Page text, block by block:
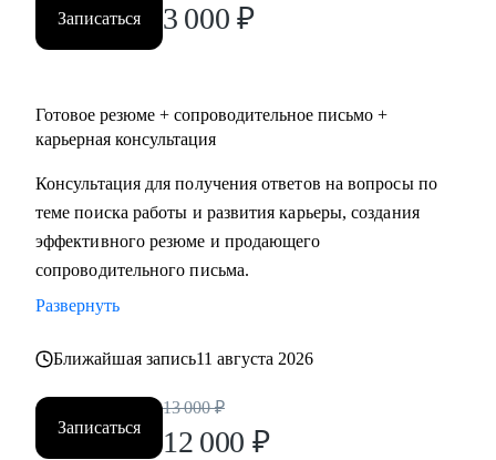
Записаться 3 000 ₽
Готовое резюме + сопроводительное письмо +
карьерная консультация
Консультация для получения ответов на вопросы по
теме поиска работы и развития карьеры, создания
эффективного резюме и продающего
сопроводительного письма.
Развернуть
Ближайшая запись11 августа 2026
Записаться
13 000 ₽
12 000 ₽